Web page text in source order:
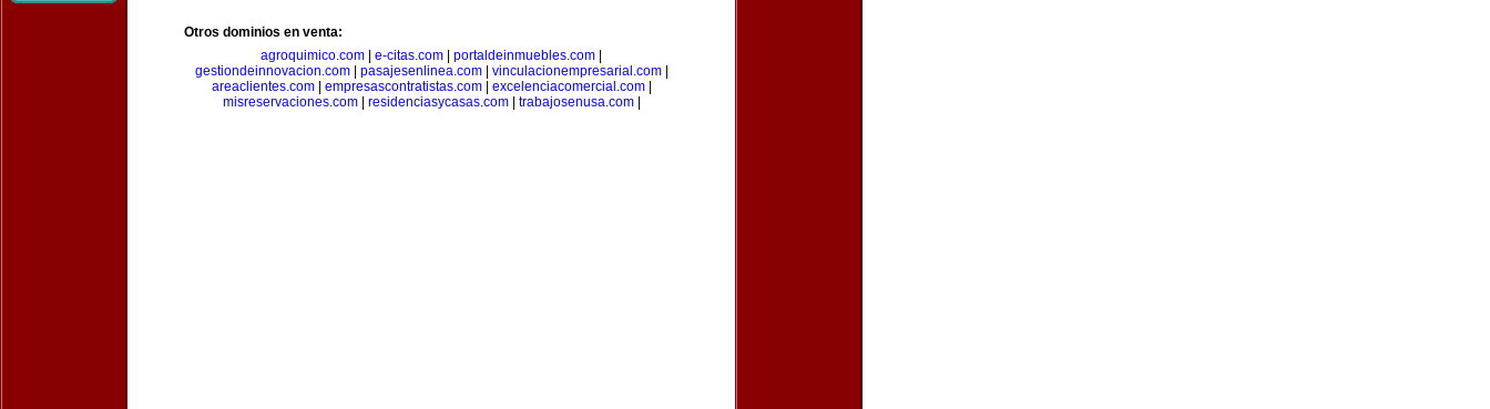
Otros dominios en venta:
agroquimico.com
e-citas.com portaldeinmuebles.com
gestiondeinnovacion.com| pasajesenlinea.com| vinculacionempresarial.com|
areaclientes.com| empresascontratistas.com| excelenciacomercial.com|
misreservaciones.com| residenciasycasas.com| trabajosenusa.com|